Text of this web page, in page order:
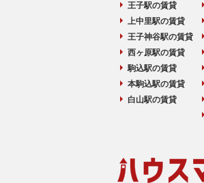
王子駅の賃貸
上中里駅の賃貸
王子神谷駅の賃貸
西ヶ原駅の賃貸
駒込駅の賃貸
本駒込駅の賃貸
白山駅の賃貸